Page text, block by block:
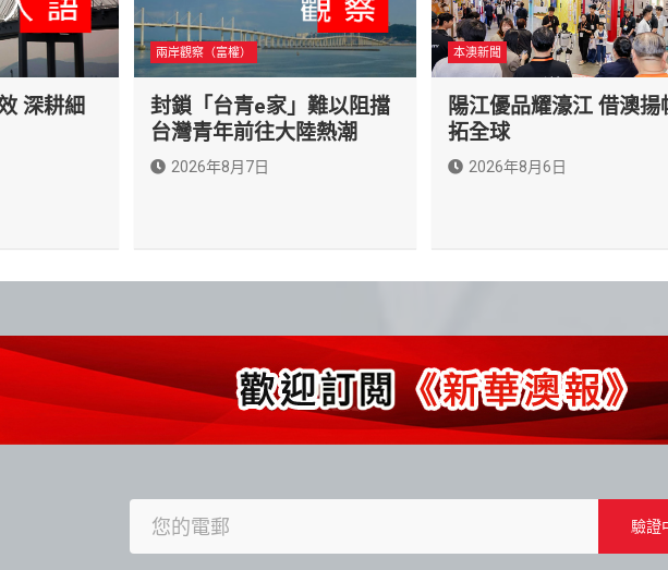
深耕細
兩岸觀察（富權）
封鎖「台青e家」難以阻擋
台灣青年前往大陸熱潮
2026年8月7日
本澳新聞
陽江優品耀濠江 借澳揚
拓全球
2026年8月6日